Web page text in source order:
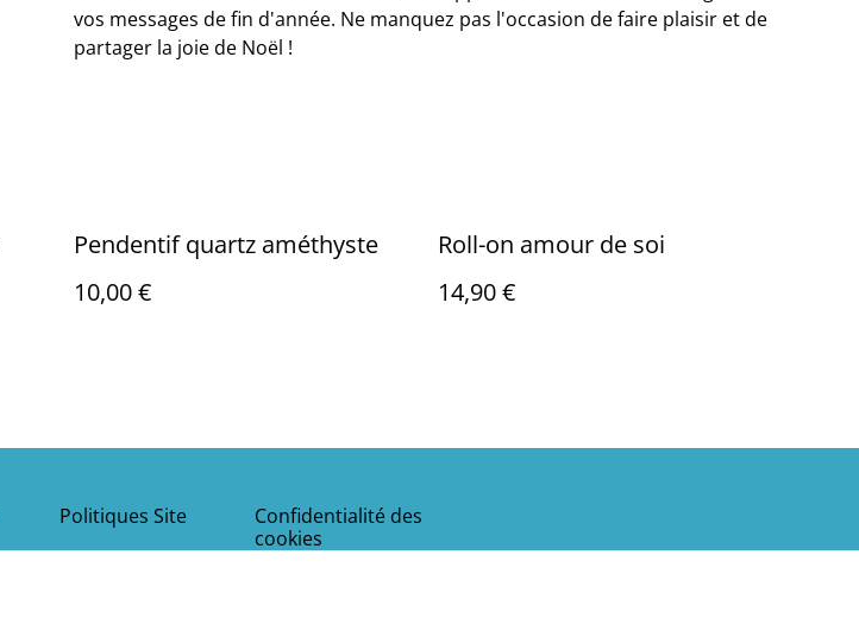
vos messages de fin d'année. Ne manquez pas l'occasion de faire plaisir et de
partager la joie de Noël !
Pendentif quartz améthyste
10,00 €
Roll-on amour de soi
14,90 €
Politiques Site
Confidentialité des
cookies